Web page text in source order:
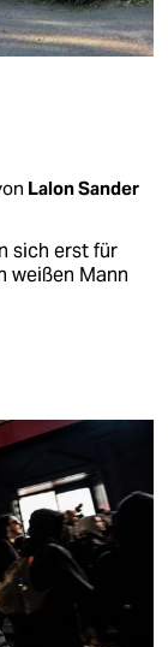
Lalon Sander
sich erst für
weißen Mann